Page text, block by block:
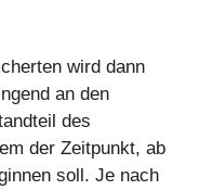
wird dann
an den
des
der Zeitpunkt, ab
soll. Je nach